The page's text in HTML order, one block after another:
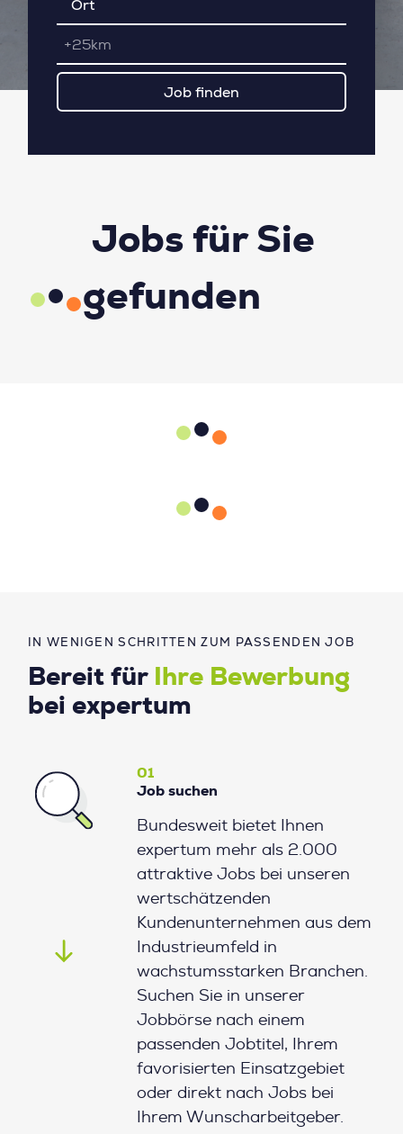
+25km
IN WENIGEN SCHRITTEN ZUM PASSENDEN JOB
Bereit für
Ihre Bewerbung
bei expertum
01
Job suchen
Bundesweit bietet Ihnen
expertum mehr als 2.000
attraktive Jobs bei unseren
wertschätzenden
Kundenunternehmen aus dem
Industrieumfeld in
wachstumsstarken Branchen.
Suchen Sie in unserer
Jobbörse nach einem
passenden Jobtitel, Ihrem
favorisierten Einsatzgebiet
oder direkt nach Jobs bei
Ihrem Wunscharbeitgeber.